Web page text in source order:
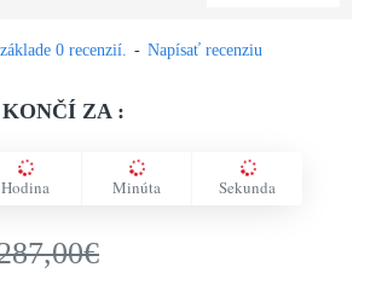
0 recenzií. - Napísať recenziu
ZA :
Hodina Minúta Sekunda